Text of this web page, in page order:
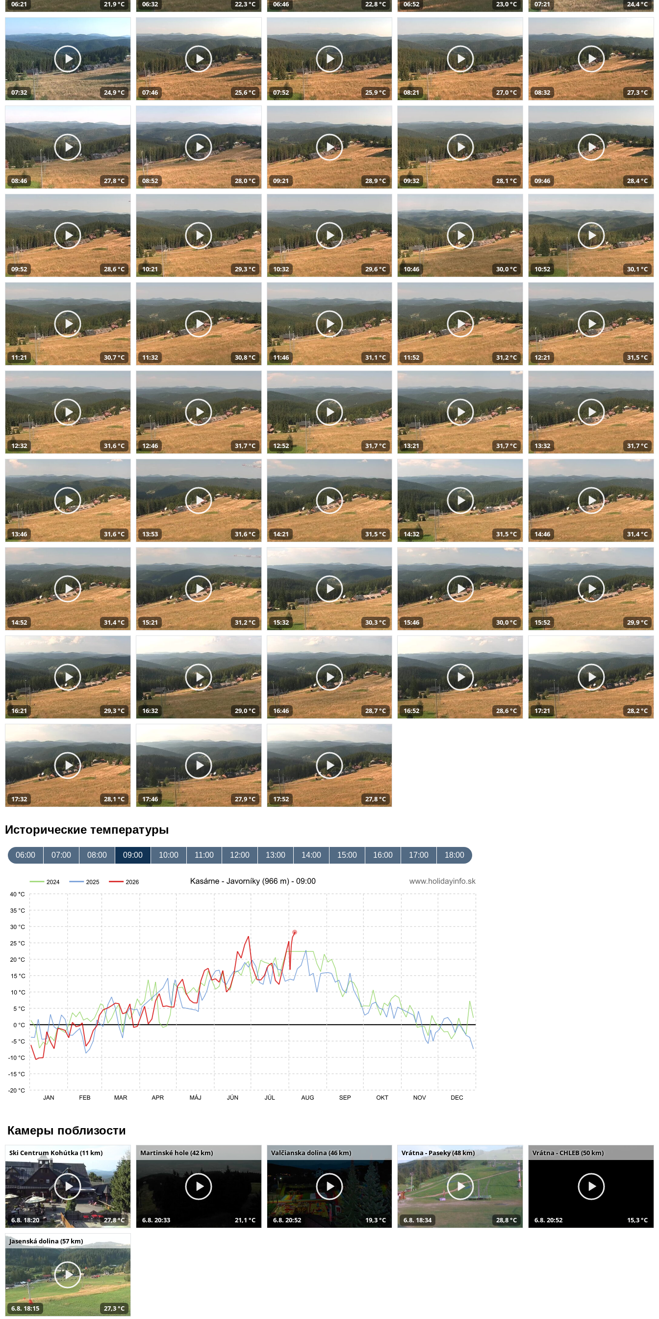
06:21 21,9 °C 06:32 22,3 °C 06:46 22,8 °C 06:52 23,0 °C 07:21 24,4 °C
07:32 24,9 °C 07:46 25,6 °C 07:52 25,9 °C 08:21 27,0 °C 08:32 27,3 °C
08:46 27,8 °C 08:52 28,0 °C 09:21 28,9 °C 09:32 28,1 °C 09:46 28,4 °C
09:52 28,6 °C 10:21 29,3 °C 10:32 29,6 °C 10:46 30,0 °C 10:52 30,1 °C
11:21 30,7 °C 11:32 30,8 °C 11:46 31,1 °C 11:52 31,2 °C 12:21 31,5 °C
12:32 31,6 °C 12:46 31,7 °C 12:52 31,7 °C 13:21 31,7 °C 13:32 31,7 °C
13:46 31,6 °C 13:53 31,6 °C 14:21 31,5 °C 14:32 31,5 °C 14:46 31,4 °C
14:52 31,4 °C 15:21 31,2 °C 15:32 30,3 °C 15:46 30,0 °C 15:52 29,9 °C
16:21 29,3 °C 16:32 29,0 °C 16:46 28,7 °C 16:52 28,6 °C 17:21 28,2 °C
17:32 28,1 °C 17:46 27,9 °C 17:52 27,8 °C
Исторические температуры
06:00 07:00 08:00 09:00 10:00 11:00 12:00 13:00 14:00 15:00 16:00 17:00 18:00
Камеры поблизости
Ski Centrum Kohútka (11 km)
6.8. 18:20 27,8 °C
Martinské hole (42 km)
6.8. 20:33 21,1 °C
Valčianska dolina (46 km)
6.8. 20:52 19,3 °C
Vrátna - Paseky (48 km)
6.8. 18:34 28,8 °C
Vrátna - CHLEB (50 km)
6.8. 20:52 15,3 °C
Jasenská dolina (57 km)
6.8. 18:15 27,3 °C